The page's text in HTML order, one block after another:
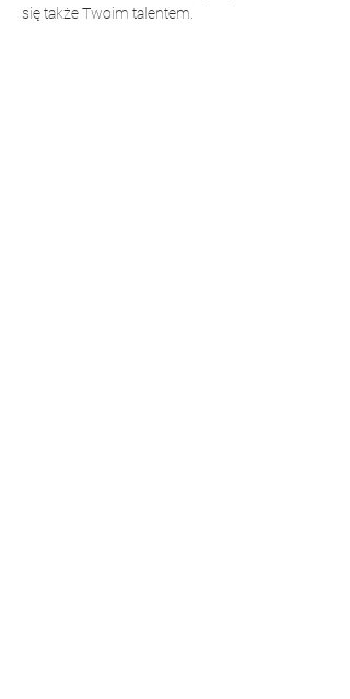
się także Twoim talentem.